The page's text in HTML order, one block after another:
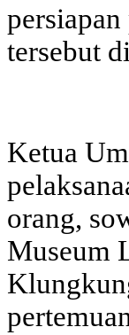
persiapan
tersebut
Ketua
orang,
Museum